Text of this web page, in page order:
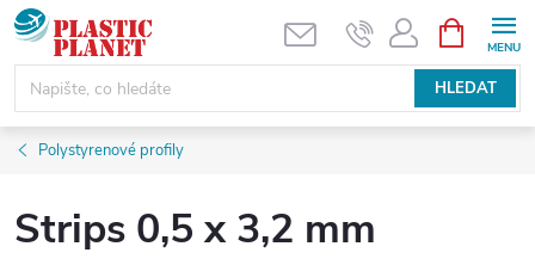
Přejít
na
obsah
HLEDAT
NÁKUPNÍ
KOŠÍK
Polystyrenové profily
Strips 0,5 x 3,2 mm